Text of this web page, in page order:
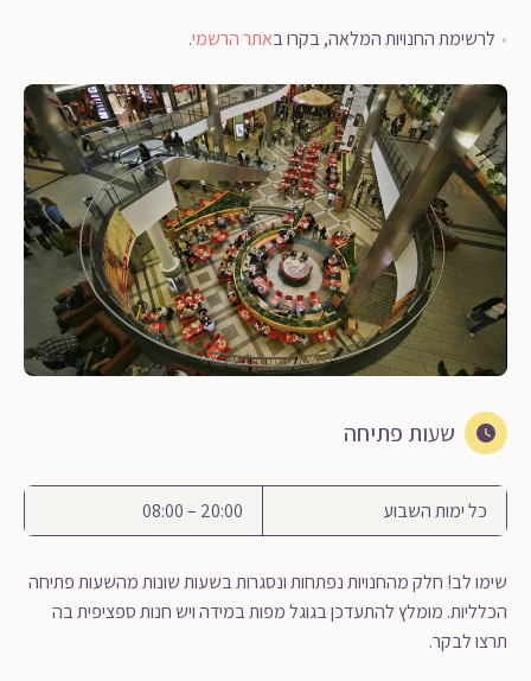
לרשימת החנויות המלאה, בקרו באתר הרשמי.
שעות פתיחה
כל ימות השבוע 20:00 – 08:00
שימו לב! חלק מהחנויות נפתחות ונסגרות בשעות שונות מהשעות פתיחה
הכלליות. מומלץ להתעדכן בגוגל מפות במידה ויש חנות ספציפית בה
תרצו לבקר.